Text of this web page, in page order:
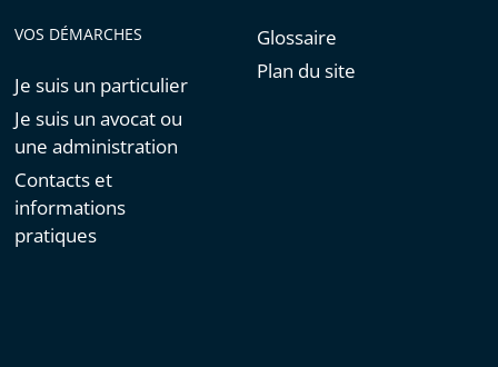
VOS DÉMARCHES
Je suis un particulier
Je suis un avocat ou
une administration
Contacts et
informations
pratiques
Glossaire
Plan du site